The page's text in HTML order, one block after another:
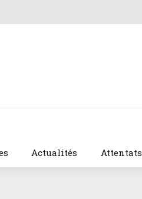
Actualités Attentats